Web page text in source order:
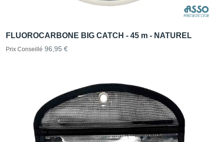
FLUOROCARBONE BIG CATCH - 45 m - NATUREL
Prix Conseillé 96,95 €